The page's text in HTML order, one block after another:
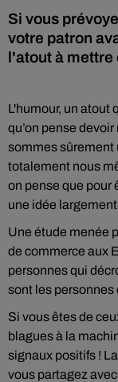
Si vous
votre patron
l'atout à mettre
L'humour, un atout
qu’on pense
sommes sûrement
totalement nous
on pense que pour
une idée
Une étude menée
de commerce aux
personnes qui
sont les personnes
Si vous êtes de
blagues à la
signaux positifs !
vous partagez